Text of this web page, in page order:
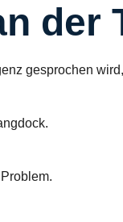
der
gesprochen